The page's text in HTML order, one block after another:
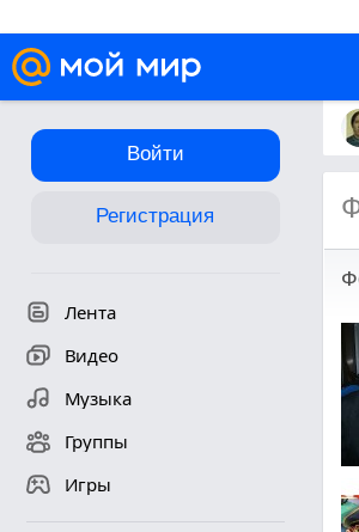
Войти
Регистрация
Лента
Видео
Музыка
Группы
Игры